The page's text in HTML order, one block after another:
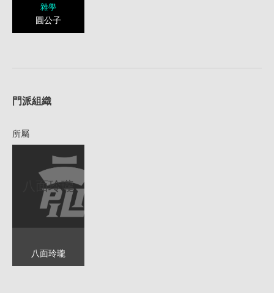
雜學
圓公子
門派組織
所屬
八面玲瓏
八面玲瓏